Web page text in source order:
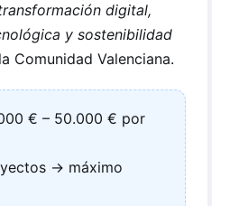
digital,
y sostenibilidad
Comunidad Valenciana.
€ – 50.000 € por
→ máximo